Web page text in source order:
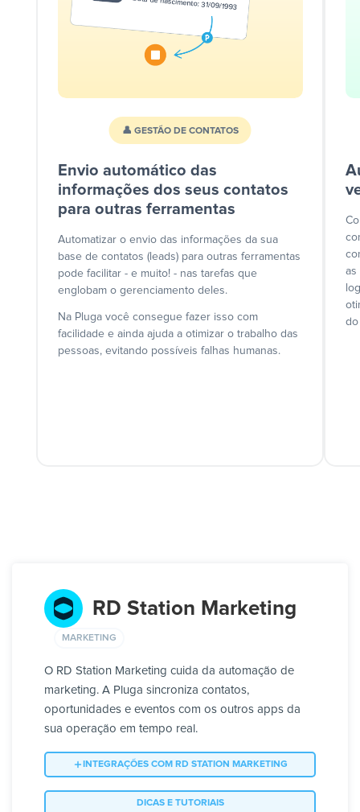
👤 GESTÃO DE CONTATOS
Envio automático das
informações dos seus contatos
para outras ferramentas
Automatizar o envio das informações da sua
base de contatos (leads) para outras ferramentas
pode facilitar - e muito! - nas tarefas que
englobam o gerenciamento deles.
Na Pluga você consegue fazer isso com
facilidade e ainda ajuda a otimizar o trabalho das
pessoas, evitando possíveis falhas humanas.
as
do
RD Station Marketing
MARKETING
O RD Station Marketing cuida da automação de
marketing. A Pluga sincroniza contatos,
oportunidades e eventos com os outros apps da
sua operação em tempo real.
INTEGRAÇÕES COM RD STATION MARKETING
DICAS E TUTORIAIS